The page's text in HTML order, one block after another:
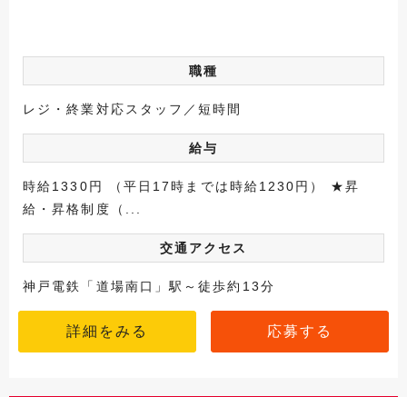
職種
レジ・終業対応スタッフ／短時間
給与
時給1330円 （平日17時までは時給1230円） ★昇
給・昇格制度（...
交通アクセス
神戸電鉄「道場南口」駅～徒歩約13分
詳細をみる 応募する